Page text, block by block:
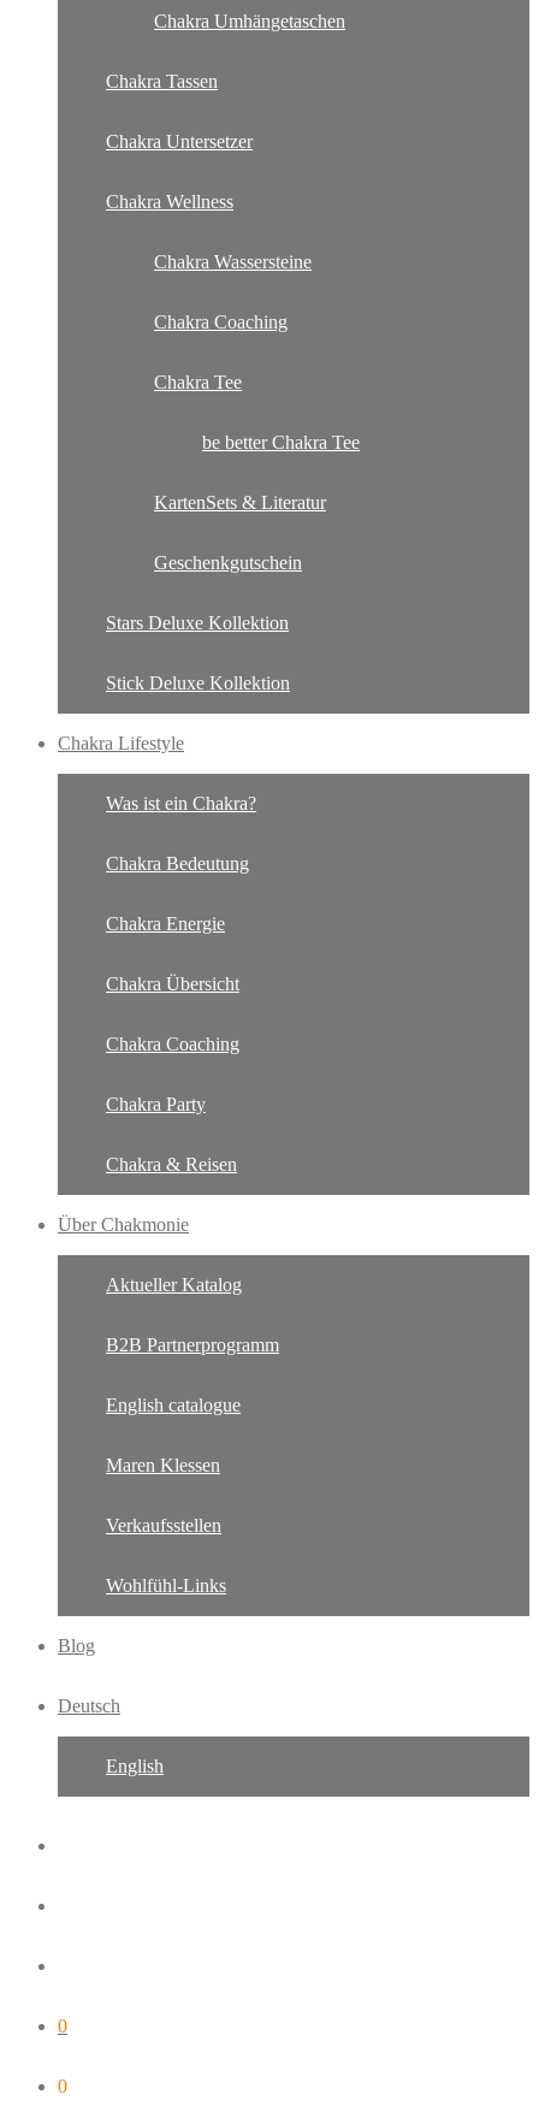
Chakra Umhängetaschen
Chakra Tassen
Chakra Untersetzer
Chakra Wellness
Chakra Wassersteine
Chakra Coaching
Chakra Tee
be better Chakra Tee
KartenSets & Literatur
Geschenkgutschein
Stars Deluxe Kollektion
Stick Deluxe Kollektion
Chakra Lifestyle
Was ist ein Chakra?
Chakra Bedeutung
Chakra Energie
Chakra Übersicht
Chakra Coaching
Chakra Party
Chakra & Reisen
Über Chakmonie
Aktueller Katalog
B2B Partnerprogramm
English catalogue
Maren Klessen
Verkaufsstellen
Wohlfühl-Links
Blog
Deutsch
English
0
0